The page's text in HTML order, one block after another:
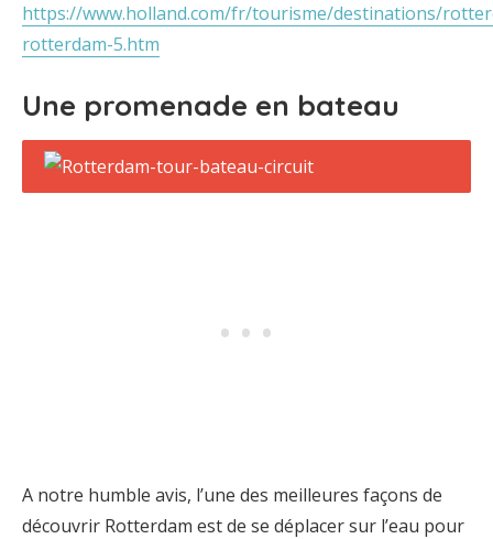
https://www.holland.com/fr/tourisme/destinations/
rotterdam-5.htm
Une promenade en bateau
A notre humble avis, l’une des meilleures façons de
découvrir Rotterdam est de se déplacer sur l’eau pour